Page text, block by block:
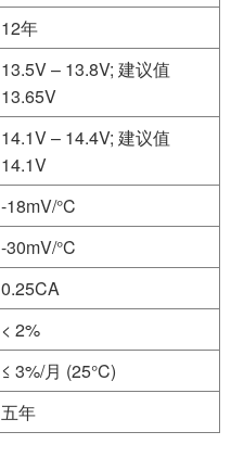
12年
13.5V – 13.8V; 建议值
13.65V
14.1V – 14.4V; 建议值
14.1V
-18mV/°C
-30mV/°C
0.25CA
< 2%
≤ 3%/月 (25°C)
五年